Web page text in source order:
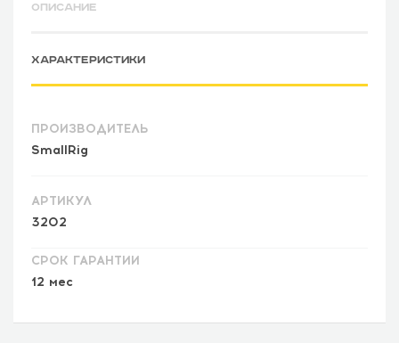
ОПИСАНИЕ
ХАРАКТЕРИСТИКИ
ПРОИЗВОДИТЕЛЬ
SmallRig
АРТИКУЛ
3202
СРОК ГАРАНТИИ
12 мес